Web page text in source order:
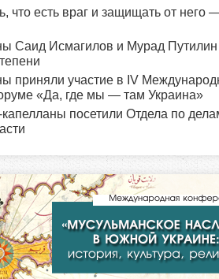
что есть враг и защищать от него
Саид Исмагилов и Мурад
приняли участие в IV
«Да, где мы — там Украина»
посетили Отдела по